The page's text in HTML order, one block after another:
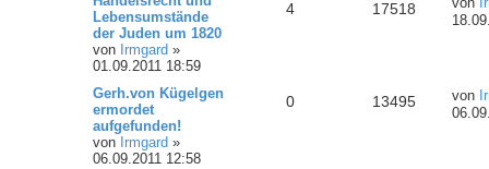
Lebensumstände
der Juden um 1820
von Irmgard »
01.09.2011 18:59
4 17518
Gerh.von Kügelgen
ermordet
aufgefunden!
von Irmgard »
06.09.2011 12:58
0 13495 von